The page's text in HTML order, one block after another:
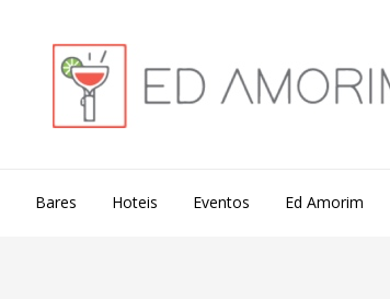
Bares Hoteis Eventos Ed Amorim